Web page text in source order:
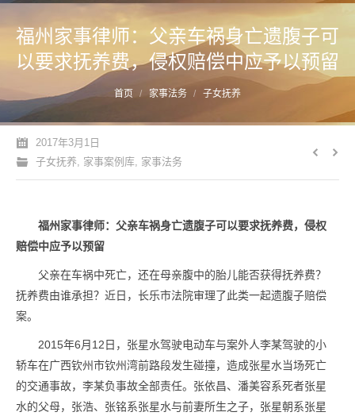
福州家事律师：父亲车祸身亡遗腹子可
以要求抚养费，侵权赔偿中应予以预留
您的位置： 首页 家事法务 子女抚养
2017年3月1日
子女抚养, 家事案例库, 家事法务
福州家事律师：父亲车祸身亡遗腹子可以要求抚养费，侵权
赔偿中应予以预留
父亲在车祸中死亡，还在母亲腹中的胎儿能否获得抚养费？
抚养费由谁承担？近日，长乐市法院审理了此类一起遗腹子赔偿
案。
2015年6月12日，张星水驾驶电动车与案外人李某驾驶的小
轿车在广西钦州市钦州湾前路段发生碰撞，造成张星水当场死亡
的交通事故，李某负事故全部责任。张依昌、潘美容系死者张星
水的父母，张浩、张铭系张星水与前妻所生之子，张星朝系张星